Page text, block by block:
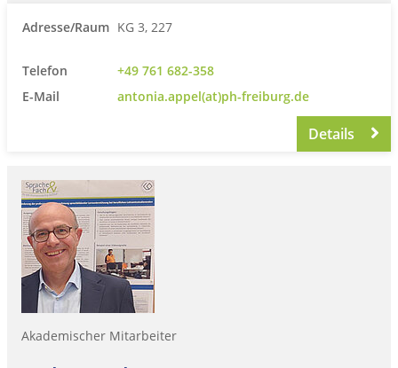
Adresse/Raum KG 3, 227
Telefon
+49 761 682-358
E-Mail
antonia.appel(at)ph-freiburg.de
Details
Akademischer Mitarbeiter